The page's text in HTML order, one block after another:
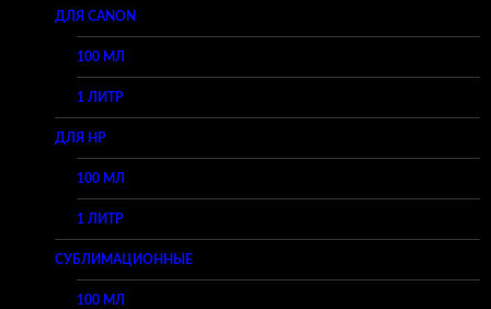
ДЛЯ CANON
100 МЛ
1 ЛИТР
ДЛЯ HP
100 МЛ
1 ЛИТР
СУБЛИМАЦИОННЫЕ
100 МЛ